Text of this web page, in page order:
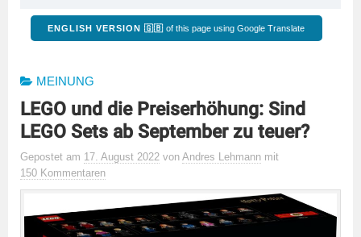
ENGLISH VERSION 🇬🇧 of this page using Google Translate
MEINUNG
LEGO und die Preiserhöhung: Sind
LEGO Sets ab September zu teuer?
Gepostet am 17. August 2022 von Andres Lehmann mit
150 Kommentaren